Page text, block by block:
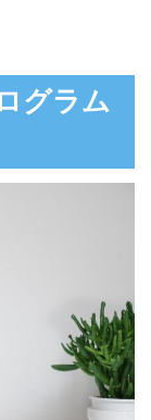
グラム